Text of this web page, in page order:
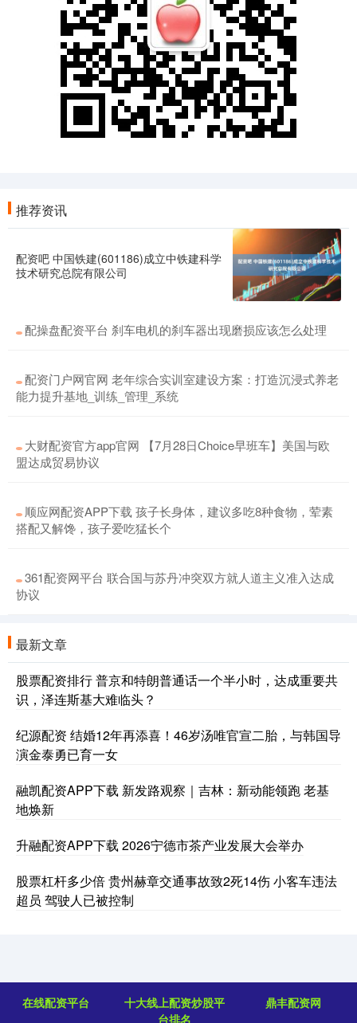
推荐资讯
配资吧 中国铁建(601186)成立中铁建科学
技术研究总院有限公司
配操盘配资平台 刹车电机的刹车器出现磨损应该怎么处理
配资门户网官网 老年综合实训室建设方案：打造沉浸式养老
能力提升基地_训练_管理_系统
大财配资官方app官网 【7月28日Choice早班车】美国与欧
盟达成贸易协议
顺应网配资APP下载 孩子长身体，建议多吃8种食物，荤素
搭配又解馋，孩子爱吃猛长个
361配资网平台 联合国与苏丹冲突双方就人道主义准入达成
协议
最新文章
股票配资排行 普京和特朗普通话一个半小时，达成重要共
识，泽连斯基大难临头？
纪源配资 结婚12年再添喜！46岁汤唯官宣二胎，与韩国导
演金泰勇已育一女
融凯配资APP下载 新发路观察｜吉林：新动能领跑 老基
地焕新
升融配资APP下载 2026宁德市茶产业发展大会举办
股票杠杆多少倍 贵州赫章交通事故致2死14伤 小客车违法
超员 驾驶人已被控制
在线配资平台
十大线上配资炒股平
台排名
鼎丰配资网